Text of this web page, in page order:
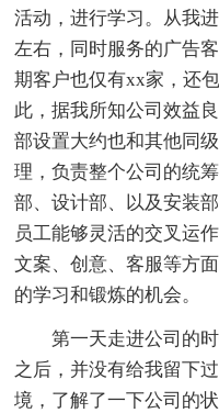
活动，进行学习。从我
左右，同时服务的广告
期客户也仅有xx家，还
此，据我所知公司效益
部设置大约也和其他同
理，负责整个公司的统
部、设计部、以及安装
员工能够灵活的交叉运
文案、创意、客服等方
的学习和锻炼的机会。
第一天走进公司的
之后，并没有给我留下
境，了解了一下公司的